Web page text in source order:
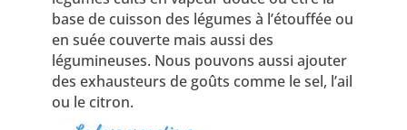
base de cuisson des légumes à l’étouffée ou
en suée couverte mais aussi des
légumineuses. Nous pouvons aussi ajouter
des exhausteurs de goûts comme le sel, l’ail
ou le citron.